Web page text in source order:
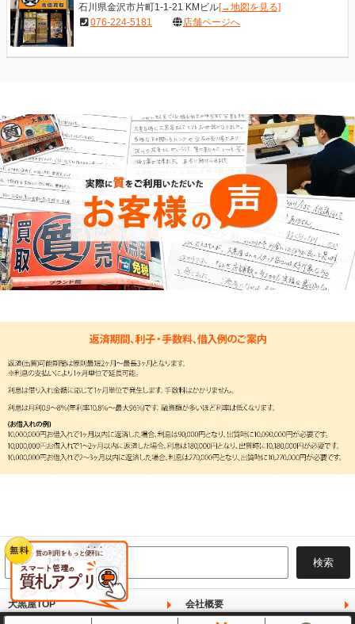
石川県金沢市片町1-1-21 KMビル[→地図を見る]
076-224-5181
店舗ページへ
大黒屋TOP 会社概要